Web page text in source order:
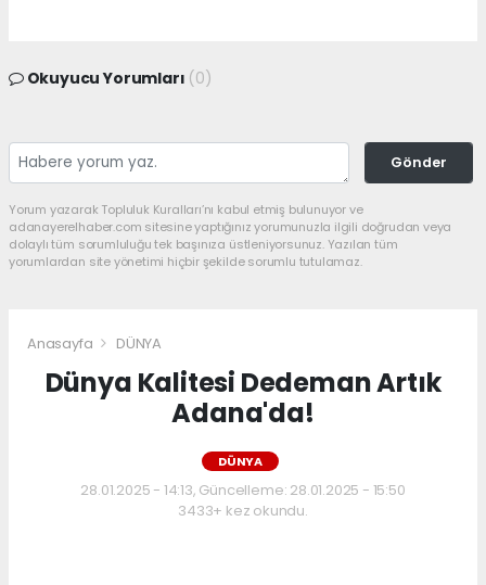
Okuyucu Yorumları (0)
Gönder
Yorum yazarak Topluluk Kuralları’nı kabul etmiş bulunuyor ve
adanayerelhaber.com sitesine yaptığınız yorumunuzla ilgili doğrudan veya
dolaylı tüm sorumluluğu tek başınıza üstleniyorsunuz. Yazılan tüm
yorumlardan site yönetimi hiçbir şekilde sorumlu tutulamaz.
Anasayfa DÜNYA
Dünya Kalitesi Dedeman Artık
Adana'da!
DÜNYA
28.01.2025 - 14:13, Güncelleme: 28.01.2025 - 15:50
3433+ kez okundu.